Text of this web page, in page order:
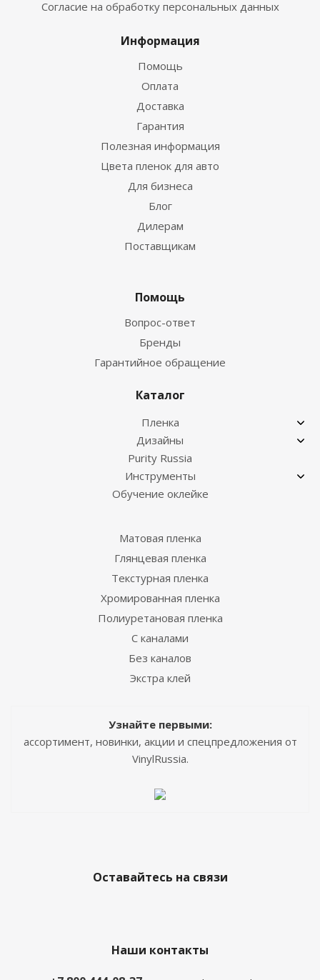
Согласие на обработку персональных данных
Информация
Помощь
Оплата
Доставка
Гарантия
Полезная информация
Цвета пленок для авто
Для бизнеса
Блог
Дилерам
Поставщикам
Помощь
Вопрос-ответ
Бренды
Гарантийное обращение
Каталог
Пленка
Дизайны
Purity Russia
Инструменты
Обучение оклейке
Матовая пленка
Глянцевая пленка
Текстурная пленка
Хромированная пленка
Полиуретановая пленка
С каналами
Без каналов
Экстра клей
Узнайте первыми:
ассортимент, новинки, акции и спецпредложения от
VinylRussia.
Оставайтесь на связи
Наши контакты